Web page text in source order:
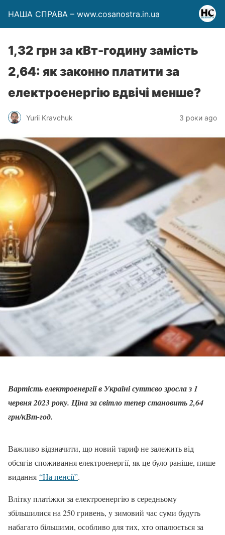
НАША СПРАВА – www.cosanostra.in.ua
1,32 грн за кВт-годину замість
2,64: як законно платити за
електроенергію вдвічі менше?
Yurii Kravchuk 3 роки ago
Вартість електроенергії в Україні суттєво зросла з 1
червня 2023 року. Ціна за світло тепер становить 2,64
грн/кВт-год.
Важливо відзначити, що новий тариф не залежить від
обсягів споживання електроенергії, як це було раніше, пише
видання “На пенсії”.
Влітку платіжки за електроенергію в середньому
збільшилися на 250 гривень, у зимовий час суми будуть
набагато більшими, особливо для тих, хто опалюється за